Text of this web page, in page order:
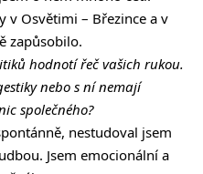
v Osvětimi – Březince a v
zapůsobilo.
hodnotí řeč vašich rukou.
nebo s ní nemají
společného?
nestudoval jsem
Jsem emocionální a